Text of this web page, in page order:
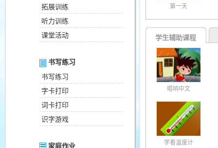
拓展训练
听力训练
课堂活动
书写练习
书写练习
字卡打印
词卡打印
识字游戏
家庭作业
第一天
学生辅助课程
唱响中文
学看温度计